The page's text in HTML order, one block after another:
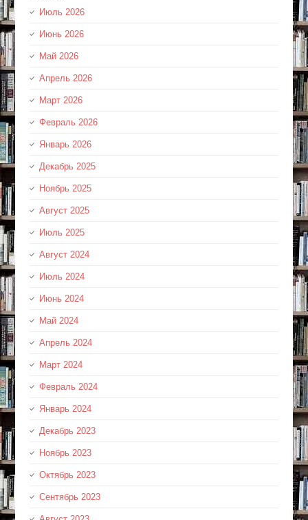
Июль 2026
Июнь 2026
Май 2026
Апрель 2026
Март 2026
Февраль 2026
Январь 2026
Декабрь 2025
Ноябрь 2025
Август 2025
Июль 2025
Август 2024
Июль 2024
Июнь 2024
Май 2024
Апрель 2024
Март 2024
Февраль 2024
Январь 2024
Декабрь 2023
Ноябрь 2023
Октябрь 2023
Сентябрь 2023